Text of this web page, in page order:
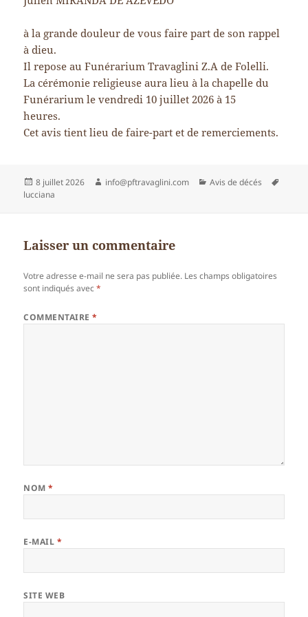
à la grande douleur de vous faire part de son rappel
à dieu.
Il repose au Funérarium Travaglini Z.A de Folelli.
La cérémonie religieuse aura lieu à la chapelle du
Funérarium le vendredi 10 juillet 2026 à 15
heures.
Cet avis tient lieu de faire-part et de remerciements.
Publié
le
8 juillet 2026 Auteur
info@pftravaglini.com Catégories
Avis de décés
lucciana
Laisser un commentaire
Votre adresse e-mail ne sera pas publiée. Les champs obligatoires
sont indiqués avec*
COMMENTAIRE*
NOM*
E-MAIL *
SITE WEB